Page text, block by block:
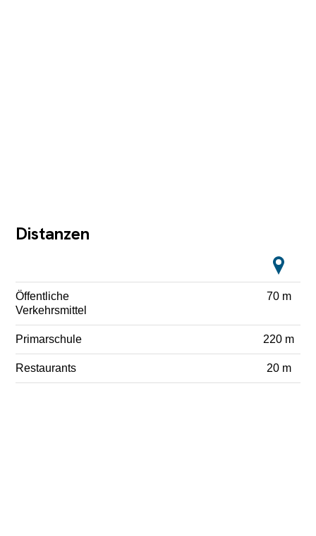
Distanzen
Öffentliche
Verkehrsmittel
70 m
Primarschule 220 m
Restaurants 20 m